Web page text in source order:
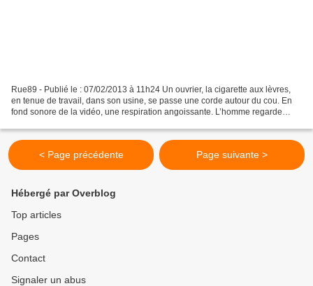
Rue89 - Publié le : 07/02/2013 à 11h24 Un ouvrier, la cigarette aux lèvres,
en tenue de travail, dans son usine, se passe une corde autour du cou. En
fond sonore de la vidéo, une respiration angoissante. L’homme regarde
< Page précédente Page suivante >
Hébergé par Overblog
Top articles
Pages
Contact
Signaler un abus